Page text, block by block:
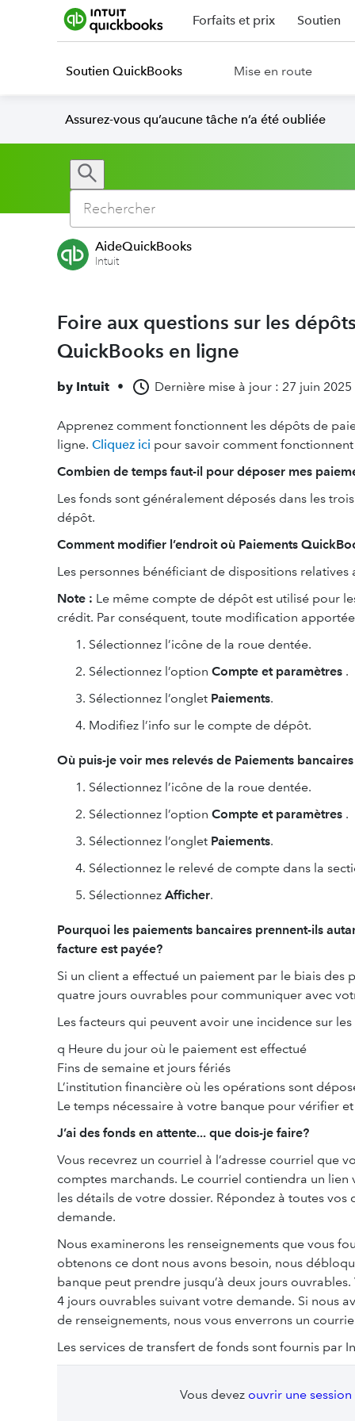
Forfaits et prix Soutien
Soutien QuickBooks Mise en route
Assurez-vous qu’aucune tâche n’a été oubliée
AideQuickBooks
Intuit
Foire aux questions sur les
QuickBooks en ligne
by Intuit • Dernière mise à jour : 27 juin 2025
Apprenez comment fonctionnent les dépôts de
ligne. Cliquez ici pour savoir comment
Combien de temps faut-il pour déposer mes
Les fonds sont généralement déposés dans les
dépôt.
Comment modifier l’endroit où Paiements
Les personnes bénéficiant de dispositions
Note : Le même compte de dépôt est utilisé pour
crédit. Par conséquent, toute modification
Sélectionnez l’icône de la roue dentée.
Sélectionnez l’option Compte et paramètres .
Sélectionnez l’onglet Paiements.
Modifiez l’info sur le compte de dépôt.
Où puis-je voir mes relevés de Paiements
Sélectionnez l’icône de la roue dentée.
Sélectionnez l’option Compte et paramètres .
Sélectionnez l’onglet Paiements.
Sélectionnez le relevé de compte dans la
Sélectionnez Afficher.
Pourquoi les paiements bancaires prennent-ils
facture est payée?
Si un client a effectué un paiement par le biais
quatre jours ouvrables pour communiquer avec
Les facteurs qui peuvent avoir une incidence sur
q Heure du jour où le paiement est effectué
Fins de semaine et jours fériés
L’institution financière où les opérations sont
Le temps nécessaire à votre banque pour vérifier
J’ai des fonds en attente... que dois-je faire?
Vous recevrez un courriel à l’adresse courriel que
comptes marchands. Le courriel contiendra un lien
les détails de votre dossier. Répondez à toutes
demande.
Nous examinerons les renseignements que vous
obtenons ce dont nous avons besoin, nous
banque peut prendre jusqu’à deux jours
4 jours ouvrables suivant votre demande. Si nous
de renseignements, nous vous enverrons un
Les services de transfert de fonds sont fournis par
Vous devez ouvrir une session